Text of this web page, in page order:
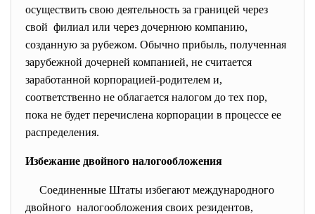
осуществить свою деятельность за границей через
свой филиал или через дочернюю компанию,
созданную за рубежом. Обычно прибыль, полученная
зарубежной дочерней компанией, не считается
заработанной корпорацией-родителем и,
соответственно не облагается налогом до тех пор,
пока не будет перечислена корпорации в процессе ее
распределения.
Избежание двойного налогообложения
Соединенные Штаты избегают международного
двойного налогообложения своих резидентов,